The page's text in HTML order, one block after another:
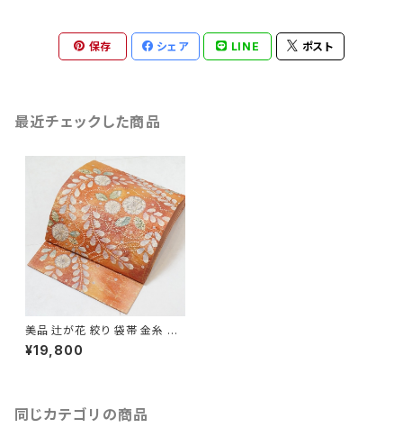
保存 シェア LINE ポスト
最近チェックした商品
美品 辻が花 絞り 袋帯 金糸 朱
鷺色 ピンク オレンジ 199
¥19,800
同じカテゴリの商品